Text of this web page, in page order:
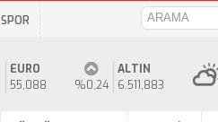
SPOR
EURO
55,088
%0,24
ALTIN
6.511,883